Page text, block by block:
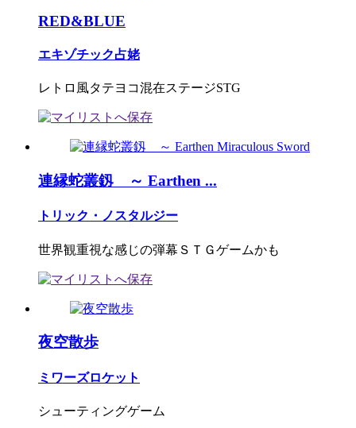
RED&BLUE
エキゾチック占姥
レトロ風タテヨコ混在ステージSTG
連縁蛇叢釼 ～ Earthen ...
トリック・ノスタルジー
世界観重視な感じの弾幕ＳＴＧゲームかも
夜空散歩
ミワーズロケット
シューティングゲーム